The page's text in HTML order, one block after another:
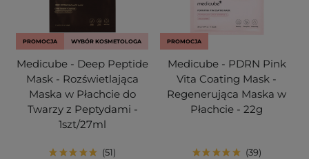
PROMOCJA WYBÓR KOSMETOLOGA
Medicube - Deep Peptide
Mask - Rozświetlająca
Maska w Płachcie do
Twarzy z Peptydami -
1szt/27ml
51
PROMOCJA
Medicube - PDRN Pink
Vita Coating Mask -
Regenerująca Maska w
Płachcie - 22g
39